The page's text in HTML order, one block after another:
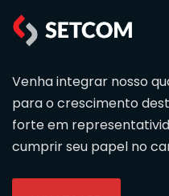
Venha integrar nosso
para o crescimento
forte em
cumprir seu papel no